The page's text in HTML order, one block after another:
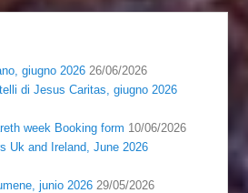
giugno 2026 26/06/2026
di Jesus Caritas, giugno 2026
week Booking form 10/06/2026
Uk and Ireland, June 2026
junio 2026 29/05/2026